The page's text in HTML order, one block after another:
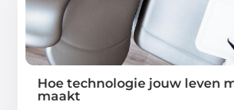
Hoe technologie jouw leven
maakt